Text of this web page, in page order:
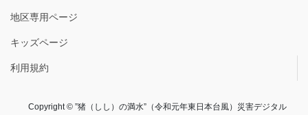
地区専用ページ
キッズページ
利用規約
Copyright © ”猪（しし）の満水”（令和元年東日本台風）災害デジタル